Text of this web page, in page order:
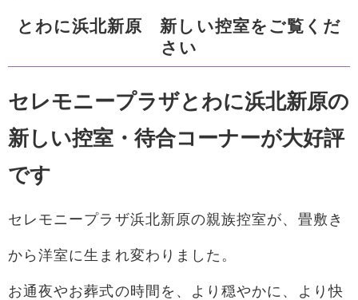
とわに浜北新原 新しい控室をご覧くだ
さい
セレモニープラザとわに浜北新原の
新しい控室・待合コーナーが大好評
です
セレモニープラザ浜北新原の親族控室が、畳敷き
から洋室に生まれ変わりました。
お通夜やお葬式の時間を、より穏やかに、より快